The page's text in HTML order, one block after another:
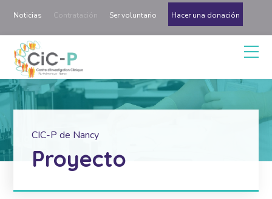
Noticias Contratación Ser voluntario Hacer una donación
CIC-P de Nancy
Proyecto